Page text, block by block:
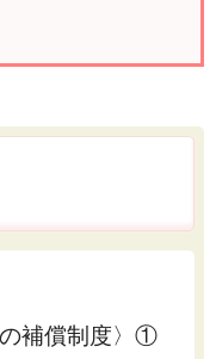
の補償制度〉①